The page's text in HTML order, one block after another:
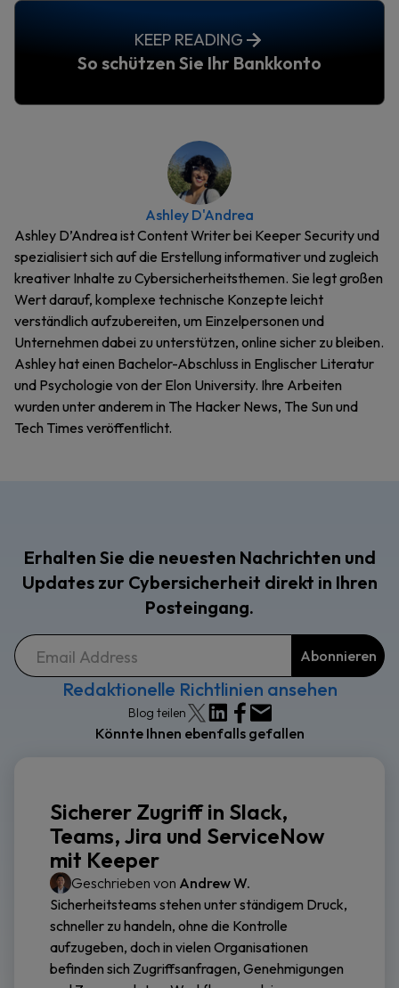
KEEP READING
So schützen Sie Ihr Bankkonto
Ashley D'Andrea
Ashley D’Andrea ist Content Writer bei Keeper Security und
spezialisiert sich auf die Erstellung informativer und zugleich
kreativer Inhalte zu Cybersicherheitsthemen. Sie legt großen
Wert darauf, komplexe technische Konzepte leicht
verständlich aufzubereiten, um Einzelpersonen und
Unternehmen dabei zu unterstützen, online sicher zu bleiben.
Ashley hat einen Bachelor-Abschluss in Englischer Literatur
und Psychologie von der Elon University. Ihre Arbeiten
wurden unter anderem in The Hacker News, The Sun und
Tech Times veröffentlicht.
Erhalten Sie die neuesten Nachrichten und
Updates zur Cybersicherheit direkt in Ihren
Posteingang.
Redaktionelle Richtlinien ansehen
Blog teilen
Könnte Ihnen ebenfalls gefallen
Sicherer Zugriff in Slack,
Teams, Jira und ServiceNow
mit Keeper
Geschrieben von Andrew W.
Sicherheitsteams stehen unter ständigem Druck,
schneller zu handeln, ohne die Kontrolle
aufzugeben, doch in vielen Organisationen
befinden sich Zugriffsanfragen, Genehmigungen